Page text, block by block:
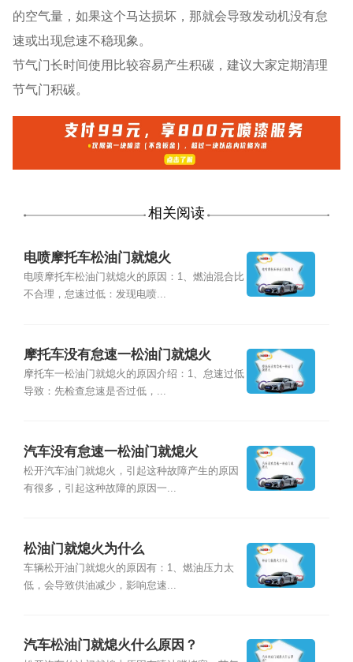
的空气量，如果这个马达损坏，那就会导致发动机没有怠
速或出现怠速不稳现象。
节气门长时间使用比较容易产生积碳，建议大家定期清理
节气门积碳。
相关阅读
电喷摩托车松油门就熄火
电喷摩托车松油门就熄火的原因：1、燃油混合比
不合理，怠速过低：发现电喷...
摩托车没有怠速一松油门就熄火
摩托车一松油门就熄火的原因介绍：1、怠速过低
导致：先检查怠速是否过低，...
汽车没有怠速一松油门就熄火
松开汽车油门就熄火，引起这种故障产生的原因
有很多，引起这种故障的原因一...
松油门就熄火为什么
车辆松开油门就熄火的原因有：1、燃油压力太
低，会导致供油减少，影响怠速...
汽车松油门就熄火什么原因？